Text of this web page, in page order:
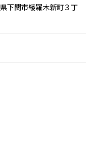
下関市綾羅木新町３丁